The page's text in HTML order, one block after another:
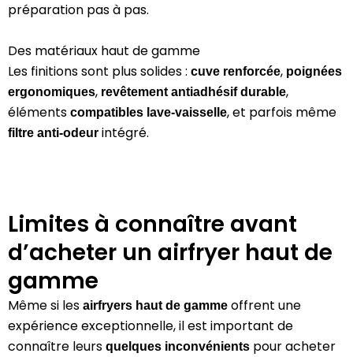
préparation pas à pas.
Des matériaux haut de gamme
Les finitions sont plus solides : cuve renforcée, poignées
ergonomiques, revêtement antiadhésif durable,
éléments compatibles lave-vaisselle, et parfois même
filtre anti-odeur intégré.
Limites à connaître avant
d’acheter un airfryer haut de
gamme
Même si les airfryers haut de gamme offrent une
expérience exceptionnelle, il est important de
connaître leurs quelques inconvénients pour acheter